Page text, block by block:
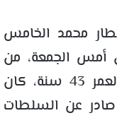
محمد الخامس
أمس الجمعة، من
توقيف مواطن تركي يبلغ من العمر 43 سنة، كان
عن السلطات